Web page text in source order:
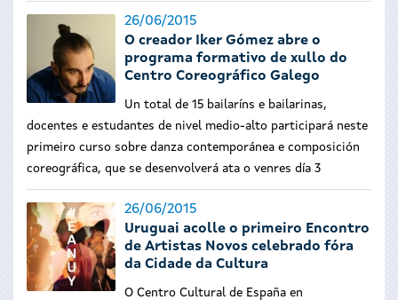
26/06/2015
O creador Iker Gómez abre o
programa formativo de xullo do
Centro Coreográfico Galego
Un total de 15 bailaríns e bailarinas,
docentes e estudantes de nivel medio-alto participará neste
primeiro curso sobre danza contemporánea e composición
coreográfica, que se desenvolverá ata o venres día 3
26/06/2015
Uruguai acolle o primeiro Encontro
de Artistas Novos celebrado fóra
da Cidade da Cultura
O Centro Cultural de España en